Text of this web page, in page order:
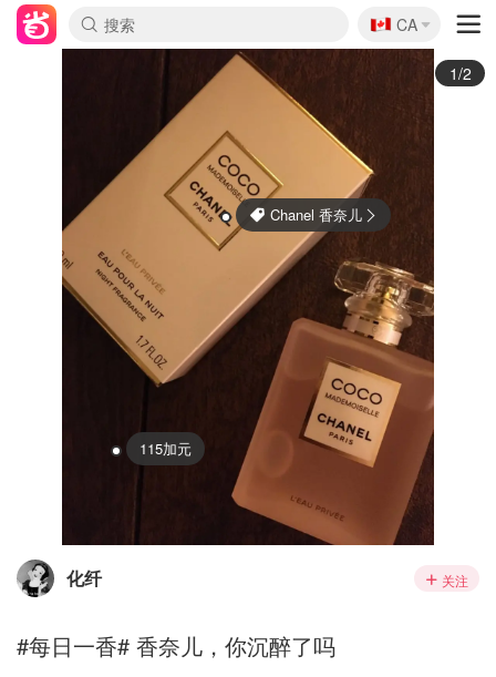
🇨🇦
CA
2/2
化纤 关注
#每日一香# 香奈儿，你沉醉了吗